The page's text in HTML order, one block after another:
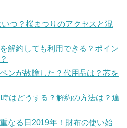
つ？桜まつりのアクセスと混
解約しても利用できる？ポイン
ンが故障した？代用品は？芯を
はどうする？解約の方法は？違
なる日2019年！財布の使い始